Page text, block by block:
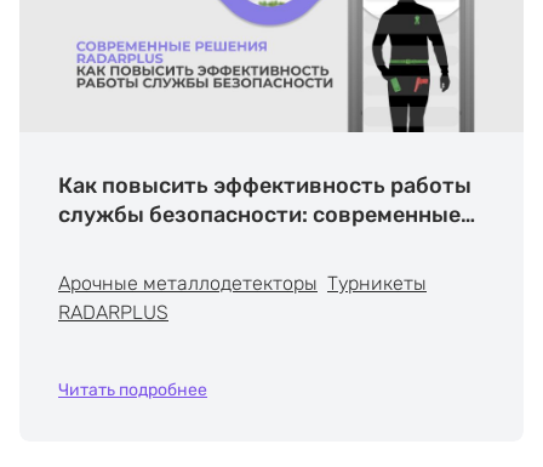
Как повысить эффективность работы
службы безопасности: современные
Арочные металлодетекторы Турникеты
RADARPLUS
Читать подробнее